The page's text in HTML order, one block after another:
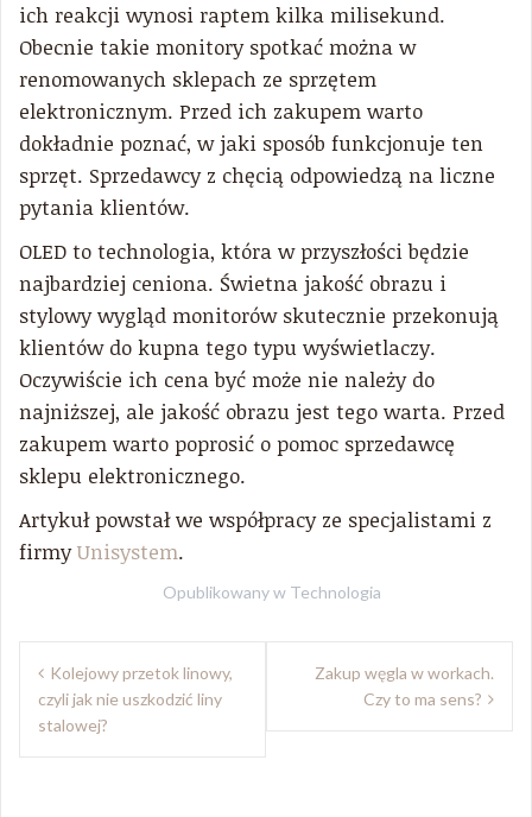
ich reakcji wynosi raptem kilka milisekund.
Obecnie takie monitory spotkać można w
renomowanych sklepach ze sprzętem
elektronicznym. Przed ich zakupem warto
dokładnie poznać, w jaki sposób funkcjonuje ten
sprzęt. Sprzedawcy z chęcią odpowiedzą na liczne
pytania klientów.
OLED to technologia, która w przyszłości będzie
najbardziej ceniona. Świetna jakość obrazu i
stylowy wygląd monitorów skutecznie przekonują
klientów do kupna tego typu wyświetlaczy.
Oczywiście ich cena być może nie należy do
najniższej, ale jakość obrazu jest tego warta. Przed
zakupem warto poprosić o pomoc sprzedawcę
sklepu elektronicznego.
Artykuł powstał we współpracy ze specjalistami z
firmyUnisystem.
Opublikowany w Technologia
Nawigacja
wpisu
Kolejowy przetok linowy,
czyli jak nie uszkodzić liny
stalowej?
Zakup węgla w workach.
Czy to ma sens?